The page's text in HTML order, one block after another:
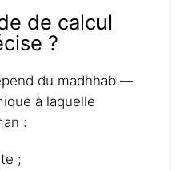
de calcul
?
du madhhab —
à laquelle
:
;